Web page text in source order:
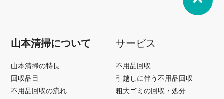
山本清掃について
山本清掃の特長
回収品目
不用品回収の流れ
サービス
不用品回収
引越しに伴う不用品回収
粗大ゴミの回収・処分